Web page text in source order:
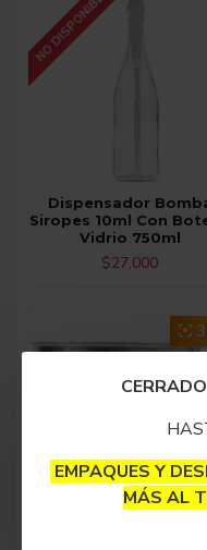
EMPAQUES Y
MÁS AL
NO DISPONIBLE
Dispensador
Siropes 10ml Con
Vidrio 750ml
$27,000